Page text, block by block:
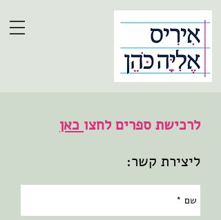
לרכישת ספרים לחצו כאן
ליצירת קשר: